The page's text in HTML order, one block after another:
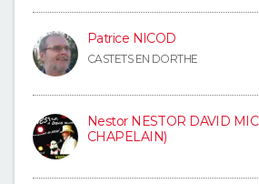
Patrice NICOD
CASTETS EN DORTHE
Nestor NESTOR DAVID
CHAPELAIN)